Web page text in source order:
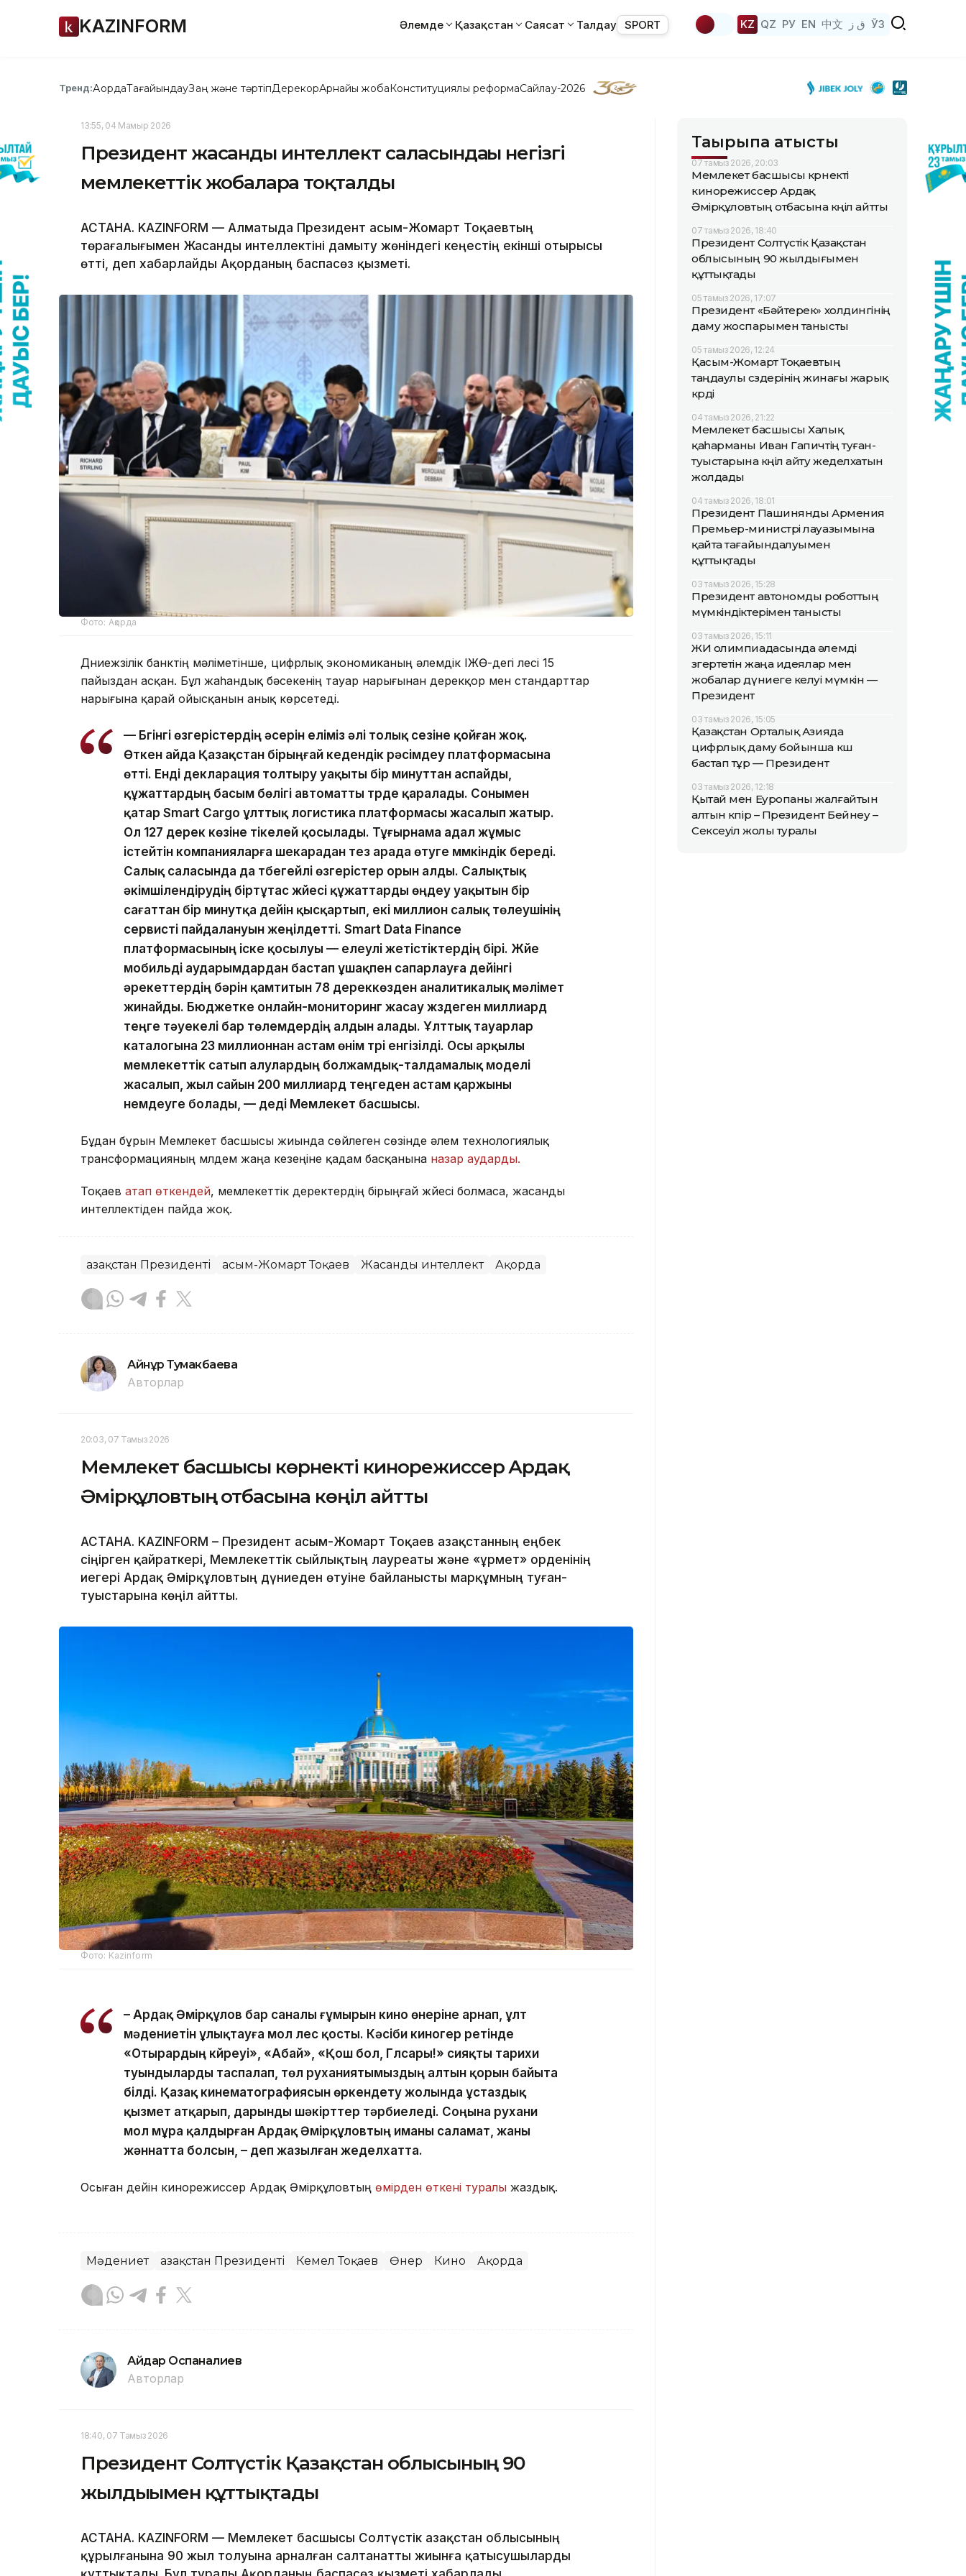
KAZINFORM Әлемде Қазақстан Саясат Талдау SPORT KZ QZ РУ EN 中文 ق ز ЎЗ
Тренд:АқордаТағайындауЗаң және тәртіпДерекқорАрнайы жобаКонституциялық реформаСайлау-2026
13:55, 04 Мамыр 2026
Президент жасанды интеллект саласындағы негізгі
мемлекеттік жобаларға тоқталды
АСТАНА. KAZINFORM — Алматыда Президент Қасым-Жомарт Тоқаевтың
төрағалығымен Жасанды интеллектіні дамыту жөніндегі кеңестің екінші отырысы
өтті, деп хабарлайды Ақорданың баспасөз қызметі.
Фото: Ақорда
Дүниежүзілік банктің мәліметінше, цифрлық экономиканың әлемдік ІЖӨ-дегі үлесі 15
пайыздан асқан. Бұл жаһандық бәсекенің тауар нарығынан дерекқор мен стандарттар
нарығына қарай ойысқанын анық көрсетеді.
— Бүгінгі өзгерістердің әсерін еліміз әлі толық сезіне қойған жоқ.
Өткен айда Қазақстан бірыңғай кедендік рәсімдеу платформасына
өтті. Енді декларация толтыру уақыты бір минуттан аспайды,
құжаттардың басым бөлігі автоматты түрде қаралады. Сонымен
қатар Smart Cargo ұлттық логистика платформасы жасалып жатыр.
Ол 127 дерек көзіне тікелей қосылады. Тұғырнама адал жұмыс
істейтін компанияларға шекарадан тез арада өтуге мүмкіндік береді.
Салық саласында да түбегейлі өзгерістер орын алды. Салықтық
әкімшілендірудің біртұтас жүйесі құжаттарды өңдеу уақытын бір
сағаттан бір минутқа дейін қысқартып, екі миллион салық төлеушінің
сервисті пайдалануын жеңілдетті. Smart Data Finance
платформасының іске қосылуы — елеулі жетістіктердің бірі. Жүйе
мобильді аударымдардан бастап ұшақпен сапарлауға дейінгі
әрекеттердің бәрін қамтитын 78 дереккөзден аналитикалық мәлімет
жинайды. Бюджетке онлайн-мониторинг жасау жүздеген миллиард
теңге тәуекелі бар төлемдердің алдын алады. Ұлттық тауарлар
каталогына 23 миллионнан астам өнім түрі енгізілді. Осы арқылы
мемлекеттік сатып алулардың болжамдық-талдамалық моделі
жасалып, жыл сайын 200 миллиард теңгеден астам қаржыны
үнемдеуге болады, — деді Мемлекет басшысы.
Бұдан бұрын Мемлекет басшысы жиында сөйлеген сөзінде әлем технологиялық
трансформацияның мүлдем жаңа кезеңіне қадам басқанына назар аударды.
Тоқаев атап өткендей, мемлекеттік деректердің бірыңғай жүйесі болмаса, жасанды
интеллектіден пайда жоқ.
Қазақстан Президенті Қасым-Жомарт Тоқаев Жасанды интеллект Ақорда
Айнұр Тумакбаева
Авторлар
20:03, 07 Тамыз 2026
Мемлекет басшысы көрнекті кинорежиссер Ардақ
Әмірқұловтың отбасына көңіл айтты
АСТАНА. KAZINFORM – Президент Қасым-Жомарт Тоқаев Қазақстанның еңбек
сіңірген қайраткері, Мемлекеттік сыйлықтың лауреаты және «Құрмет» орденінің
иегері Ардақ Әмірқұловтың дүниеден өтуіне байланысты марқұмның туған-
туыстарына көңіл айтты.
Фото: Kazinform
– Ардақ Әмірқұлов бар саналы ғұмырын кино өнеріне арнап, ұлт
мәдениетін ұлықтауға мол үлес қосты. Кәсіби киногер ретінде
«Отырардың күйреуі», «Абай», «Қош бол, Гүлсары!» сияқты тарихи
туындыларды таспалап, төл руханиятымыздың алтын қорын байыта
білді. Қазақ кинематографиясын өркендету жолында ұстаздық
қызмет атқарып, дарынды шәкірттер тәрбиеледі. Соңына рухани
мол мұра қалдырған Ардақ Әмірқұловтың иманы саламат, жаны
жәннатта болсын, – деп жазылған жеделхатта.
Осыған дейін кинорежиссер Ардақ Әмірқұловтың өмірден өткені туралы жаздық.
Мәдениет Қазақстан Президенті Кемел Тоқаев Өнер Кино Ақорда
Айдар Оспаналиев
Авторлар
18:40, 07 Тамыз 2026
Президент Солтүстік Қазақстан облысының 90
жылдығымен құттықтады
АСТАНА. KAZINFORM — Мемлекет басшысы Солтүстік Қазақстан облысының
құрылғанына 90 жыл толуына арналған салтанатты жиынға қатысушыларды
Тақырыпқа қатысты
07 тамыз 2026, 20:03
Мемлекет басшысы көрнекті
кинорежиссер Ардақ
Әмірқұловтың отбасына көңіл айтты
07 тамыз 2026, 18:40
Президент Солтүстік Қазақстан
облысының 90 жылдығымен
құттықтады
05 тамыз 2026, 17:07
Президент «Бәйтерек» холдингінің
даму жоспарымен танысты
05 тамыз 2026, 12:24
Қасым-Жомарт Тоқаевтың
таңдаулы сөздерінің жинағы жарық
көрді
04 тамыз 2026, 21:22
Мемлекет басшысы Халық
қаһарманы Иван Гапичтің туған-
туыстарына көңіл айту жеделхатын
жолдады
04 тамыз 2026, 18:01
Президент Пашинянды Армения
Премьер-министрі лауазымына
қайта тағайындалуымен
құттықтады
03 тамыз 2026, 15:28
Президент автономды роботтың
мүмкіндіктерімен танысты
03 тамыз 2026, 15:11
ЖИ олимпиадасында әлемді
өзгертетін жаңа идеялар мен
жобалар дүниеге келуі мүмкін —
Президент
03 тамыз 2026, 15:05
Қазақстан Орталық Азияда
цифрлық даму бойынша көш
бастап тұр — Президент
03 тамыз 2026, 12:18
Қытай мен Еуропаны жалғайтын
алтын көпір – Президент Бейнеу –
Сексеуіл жолы туралы